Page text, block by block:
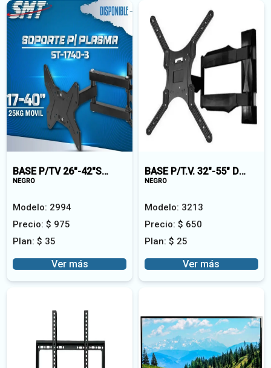
BASE P/TV 26"-42"SMT-1740-1 GURATORIA
NEGRO
Modelo: 2994
Precio:$ 975
Plan:$ 35
Ver más
BASE P/T.V. 32"-55" DS-07 MOVIBLE X-400
NEGRO
Modelo: 3213
Precio: $ 650
Plan: $ 25
Ver más